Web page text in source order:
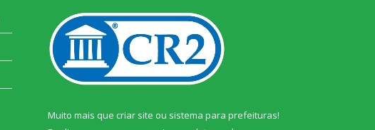
Muito mais que criar site ou sistema para prefeituras!